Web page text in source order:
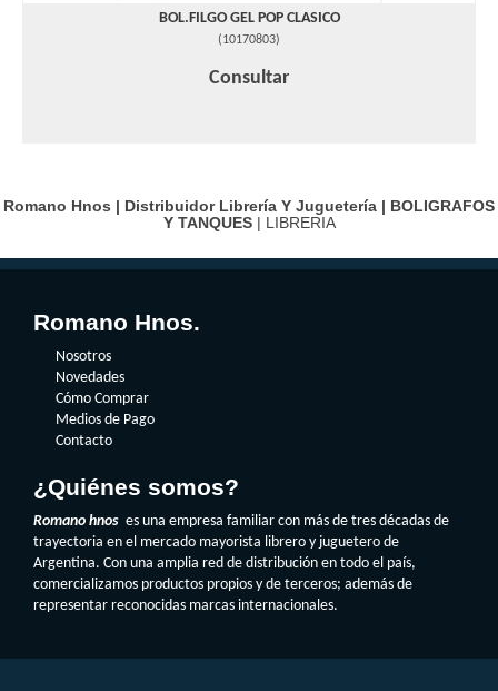
BOL.FILGO GEL POP CLASICO
(10170803)
Consultar
Romano Hnos | Distribuidor Librería Y Juguetería | BOLIGRAFOS
Y TANQUES| LIBRERIA
Romano Hnos.
Nosotros
Novedades
Cómo Comprar
Medios de Pago
Contacto
¿Quiénes somos?
Romano hnos es una empresa familiar con más de tres décadas de
trayectoria en el mercado mayorista librero y juguetero de
Argentina. Con una amplia red de distribución en todo el país,
comercializamos productos propios y de terceros; además de
representar reconocidas marcas internacionales.